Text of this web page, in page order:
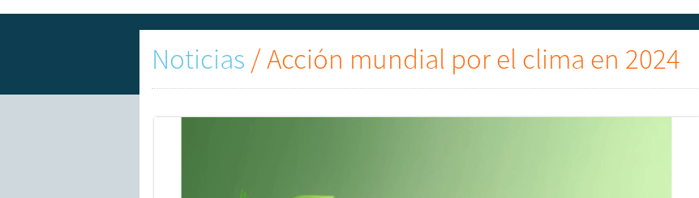
Noticias /Acción mundial por el clima en 2024